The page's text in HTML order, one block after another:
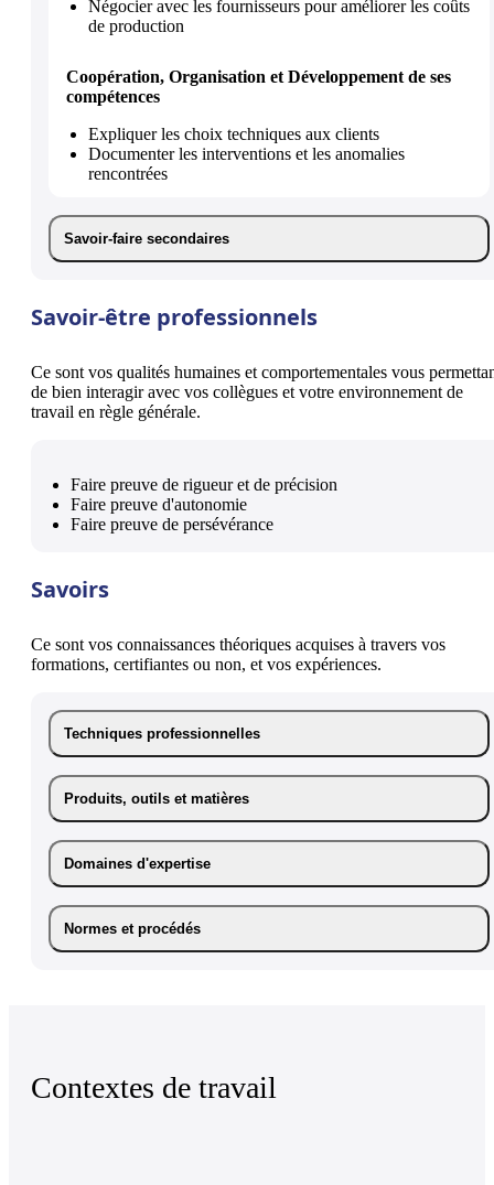
Négocier avec les fournisseurs pour améliorer les coûts
de production
Coopération, Organisation et Développement de ses
compétences
Expliquer les choix techniques aux clients
Documenter les interventions et les anomalies
rencontrées
Savoir-faire secondaires
Savoir-être professionnels
Ce sont vos qualités humaines et comportementales vous
de bien interagir avec vos collègues et votre environnement de
travail en règle générale.
Faire preuve de rigueur et de précision
Faire preuve d'autonomie
Faire preuve de persévérance
Savoirs
Ce sont vos connaissances théoriques acquises à travers vos
formations, certifiantes ou non, et vos expériences.
Techniques professionnelles
Produits, outils et matières
Domaines d'expertise
Normes et procédés
Contextes de travail